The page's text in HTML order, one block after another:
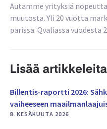
Autamme yrityksiä
muutosta. Yli 20 vuotta
parissa. Qvaliassa vuodesta
Lisää
Billentis-raportti 2026:
vaiheeseen
8. KESÄKUUTA 2026